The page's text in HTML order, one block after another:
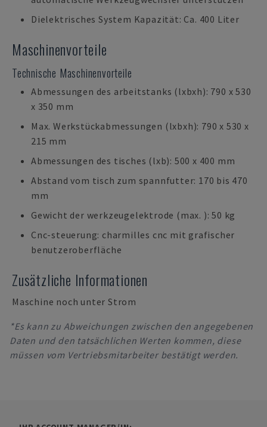
Dielektrisches System Kapazität: Ca. 400 Liter
Maschinenvorteile
Technische Maschinenvorteile
Abmessungen des arbeitstanks (lxbxh): 790 x 530
x 350 mm
Max. Werkstückabmessungen (lxbxh): 790 x 530 x
215 mm
Abmessungen des tisches (lxb): 500 x 400 mm
Abstand vom tisch zum spannfutter: 170 bis 470
mm
Gewicht der werkzeugelektrode (max. ): 50 kg
Cnc-steuerung: charmilles cnc mit grafischer
benutzeroberfläche
Zusätzliche Informationen
Maschine noch unter Strom
*Es kann zu Abweichungen zwischen den angegebenen
Daten und den tatsächlichen Werten kommen, diese
müssen vom Vertriebsmitarbeiter bestätigt werden.